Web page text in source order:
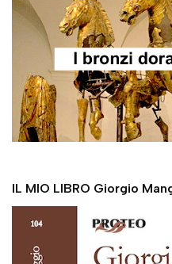
IL MIO LIBRO Giorgio